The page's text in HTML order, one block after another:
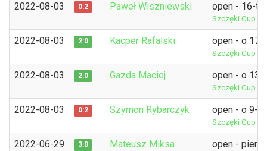
2022-08-03 0:2 Paweł Wiszniewski open - 16-
Szczęki Cup
2022-08-03 2:0 Kacper Rafalski open - o 17-
Szczęki Cup
2022-08-03 2:0 Gazda Maciej open - o 13-
Szczęki Cup
2022-08-03 0:2 Szymon Rybarczyk open - o 9-
Szczęki Cup
2022-06-29 3:0 Mateusz Miksa open -